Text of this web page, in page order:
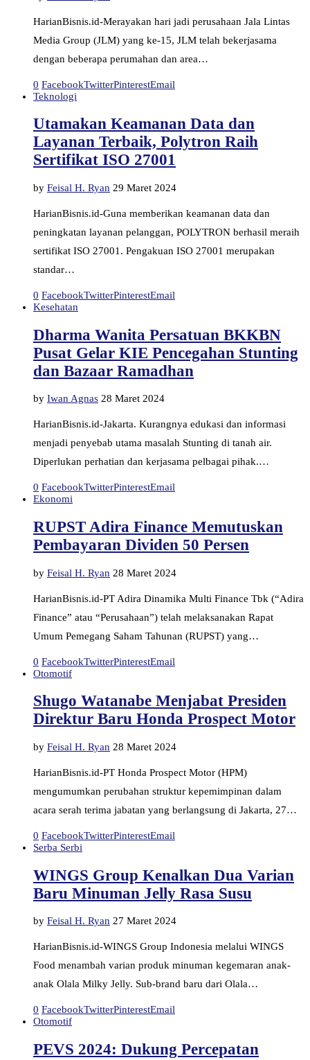
HarianBisnis.id-Merayakan hari jadi perusahaan Jala Lintas
Media Group (JLM) yang ke-15, JLM telah bekerjasama
dengan beberapa perumahan dan area…
0 FacebookTwitterPinterestEmail
Teknologi
Utamakan Keamanan Data dan
Layanan Terbaik, Polytron Raih
Sertifikat ISO 27001
by Feisal H. Ryan 29 Maret 2024
HarianBisnis.id-Guna memberikan keamanan data dan
peningkatan layanan pelanggan, POLYTRON berhasil meraih
sertifikat ISO 27001. Pengakuan ISO 27001 merupakan
standar…
0 FacebookTwitterPinterestEmail
Kesehatan
Dharma Wanita Persatuan BKKBN
Pusat Gelar KIE Pencegahan Stunting
dan Bazaar Ramadhan
by Iwan Agnas 28 Maret 2024
HarianBisnis.id-Jakarta. Kurangnya edukasi dan informasi
menjadi penyebab utama masalah Stunting di tanah air.
Diperlukan perhatian dan kerjasama pelbagai pihak.…
0 FacebookTwitterPinterestEmail
Ekonomi
RUPST Adira Finance Memutuskan
Pembayaran Dividen 50 Persen
by Feisal H. Ryan 28 Maret 2024
HarianBisnis.id-PT Adira Dinamika Multi Finance Tbk (“Adira
Finance” atau “Perusahaan”) telah melaksanakan Rapat
Umum Pemegang Saham Tahunan (RUPST) yang…
0 FacebookTwitterPinterestEmail
Otomotif
Shugo Watanabe Menjabat Presiden
Direktur Baru Honda Prospect Motor
by Feisal H. Ryan 28 Maret 2024
HarianBisnis.id-PT Honda Prospect Motor (HPM)
mengumumkan perubahan struktur kepemimpinan dalam
acara serah terima jabatan yang berlangsung di Jakarta, 27…
0 FacebookTwitterPinterestEmail
Serba Serbi
WINGS Group Kenalkan Dua Varian
Baru Minuman Jelly Rasa Susu
by Feisal H. Ryan 27 Maret 2024
HarianBisnis.id-WINGS Group Indonesia melalui WINGS
Food menambah varian produk minuman kegemaran anak-
anak Olala Milky Jelly. Sub-brand baru dari Olala…
0 FacebookTwitterPinterestEmail
Otomotif
PEVS 2024: Dukung Percepatan